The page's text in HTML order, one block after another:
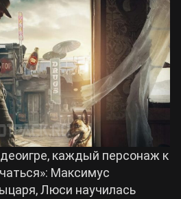
каждый персонаж к
Максимус
Люси научилась